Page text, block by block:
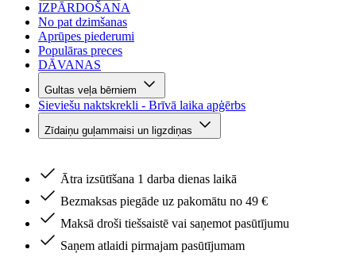
IZPĀRDOŠANA
No pat dzimšanas
Aprūpes piederumi
Populāras preces
DĀVANAS
Gultas veļa bērniem
Sieviešu naktskrekli - Brīvā laika apģērbs
Zīdaiņu guļammaisi un ligzdiņas
Ātra izsūtīšana 1 darba dienas laikā
Bezmaksas piegāde uz pakomātu no 49 €
Maksā droši tiešsaistē vai saņemot pasūtījumu
Saņem atlaidi pirmajam pasūtījumam